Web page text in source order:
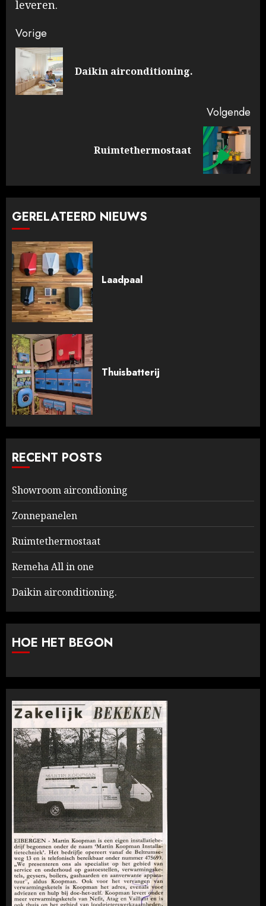
leveren.
Doorgaan
met
lezen
Vorige
Daikin airconditioning.
Volgende
Ruimtethermostaat
GERELATEERD NIEUWS
Laadpaal
Thuisbatterij
RECENT POSTS
Showroom aircondioning
Zonnepanelen
Ruimtethermostaat
Remeha All in one
Daikin airconditioning.
HOE HET BEGON